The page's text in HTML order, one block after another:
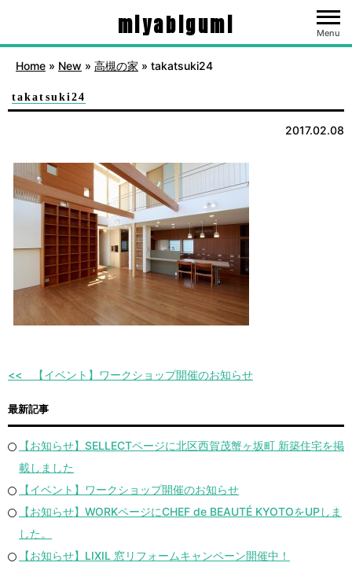
miyabigumi Menu
Home » New » 高槻の家 » takatsuki24
takatsuki24
2017.02.08
【イベント】ワークショップ開催のお知らせ
最新記事
【お知らせ】SELLECTページに北区西賀茂蟹ヶ坂町 新築住宅を掲
載しました
【イベント】ワークショップ開催のお知らせ
【お知らせ】WORKページにCHEF de BEAUTÉ KYOTOをUPしま
した。
【お知らせ】LIXIL 窓リフォームキャンペーン開催中！